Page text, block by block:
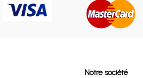
Notre société